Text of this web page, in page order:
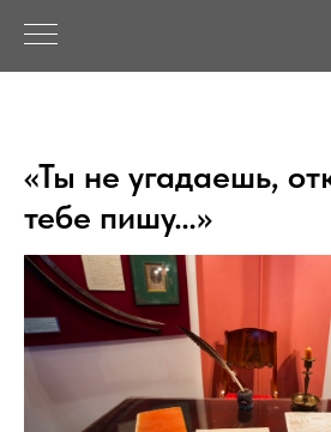
«Ты не угадаешь,
тебе пишу…»